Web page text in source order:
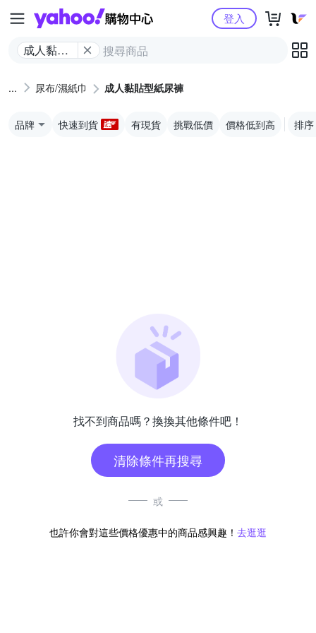
Yahoo購物中心
成人黏貼
登入
尿布/濕紙巾 成人黏貼型紙尿褲
品牌 快速到貨 有現貨 挑戰低價 價格低到高 排序
找不到商品嗎？換換其他條件吧！
清除條件再搜尋
或
也許你會對這些價格優惠中的商品感興趣！ 去逛逛